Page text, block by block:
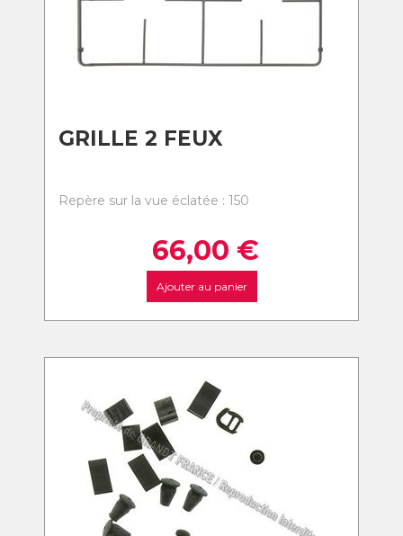
GRILLE 2 FEUX
Repère sur la vue éclatée : 150
66,00 €
Ajouter au panier